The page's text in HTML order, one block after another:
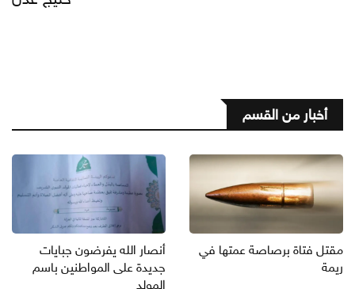
أخبار من القسم
مقتل فتاة برصاصة عمتها في
ريمة
أنصار الله يفرضون جبايات
جديدة على المواطنين باسم
المولد